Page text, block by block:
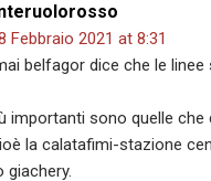
Febbraio 2021 at 8:31
belfagor dice che le
importanti sono quelle
la calatafimi-stazione
giachery.